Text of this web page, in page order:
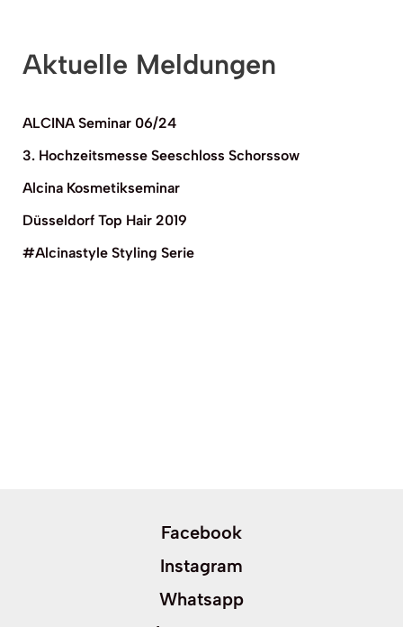
Aktuelle Meldungen
ALCINA Seminar 06/24
3. Hochzeitsmesse Seeschloss Schorssow
Alcina Kosmetikseminar
Düsseldorf Top Hair 2019
#Alcinastyle Styling Serie
Facebook
Instagram
Whatsapp